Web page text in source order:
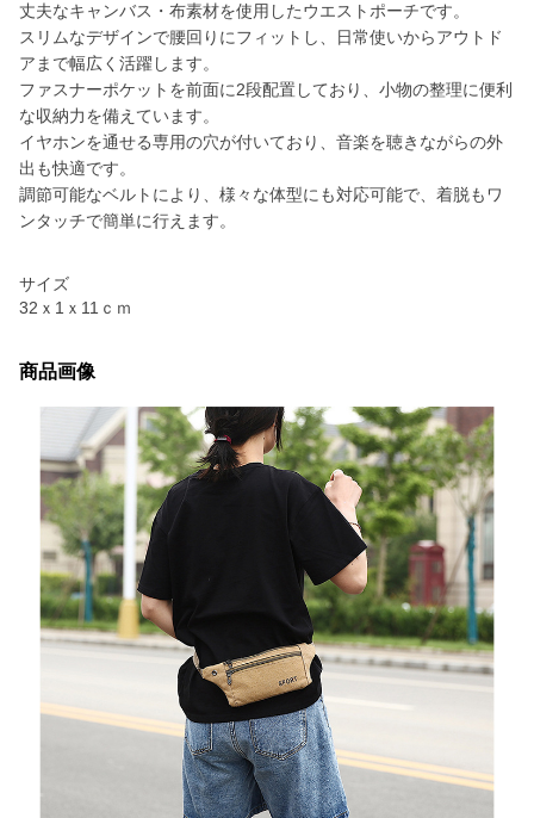
丈夫なキャンバス・布素材を使用したウエストポーチです。
スリムなデザインで腰回りにフィットし、日常使いからアウトド
アまで幅広く活躍します。
ファスナーポケットを前面に2段配置しており、小物の整理に便利
な収納力を備えています。
イヤホンを通せる専用の穴が付いており、音楽を聴きながらの外
出も快適です。
調節可能なベルトにより、様々な体型にも対応可能で、着脱もワ
ンタッチで簡単に行えます。
サイズ
32ｘ1ｘ11ｃｍ
商品画像